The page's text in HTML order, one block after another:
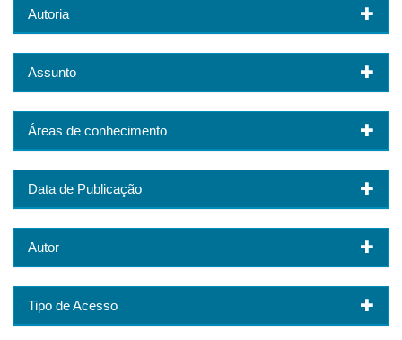
Autoria
Assunto
Áreas de conhecimento
Data de Publicação
Autor
Tipo de Acesso